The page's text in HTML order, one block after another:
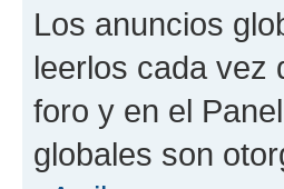
Los anuncios
leerlos cada vez
foro y en el
globales son